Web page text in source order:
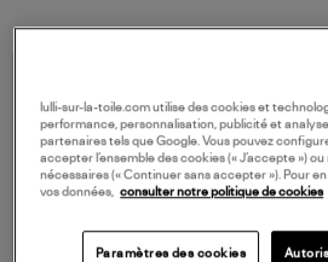
lulli-sur-la-toile.com utilise des cookies et
performance, personnalisation, publicité et
partenaires tels que Google. Vous pouvez
accepter l’ensemble des cookies (« J’accepte »)
nécessaires (« Continuer sans accepter »). Pour
vos données, consulter notre politique de cookies
Paramètres des cookies